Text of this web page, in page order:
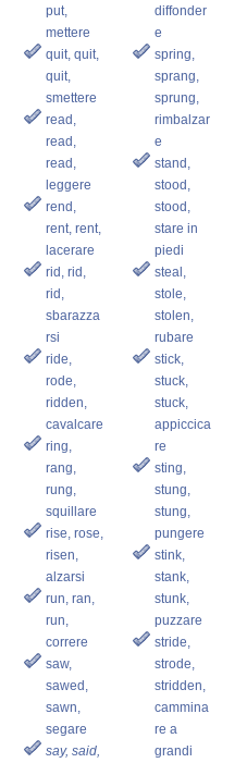
put,
mettere
quit, quit,
quit,
smettere
read,
read,
read,
leggere
rend,
rent, rent,
lacerare
rid, rid,
rid,
sbarazza
rsi
ride,
rode,
ridden,
cavalcare
ring,
rang,
rung,
squillare
rise, rose,
risen,
alzarsi
run, ran,
run,
correre
saw,
sawed,
sawn,
segare
say, said,
diffonder
e
spring,
sprang,
sprung,
rimbalzar
e
stand,
stood,
stood,
stare in
piedi
steal,
stole,
stolen,
rubare
stick,
stuck,
stuck,
appiccica
re
sting,
stung,
stung,
pungere
stink,
stank,
stunk,
puzzare
stride,
strode,
stridden,
cammina
re a
grandi